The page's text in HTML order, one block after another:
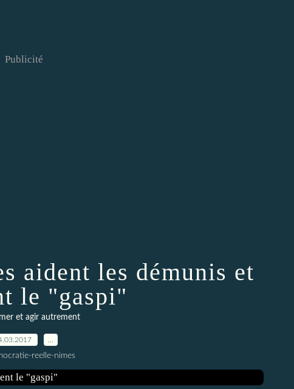
Publicité
aident les démunis et
le "gaspi"
et agir autrement
reelle-nimes